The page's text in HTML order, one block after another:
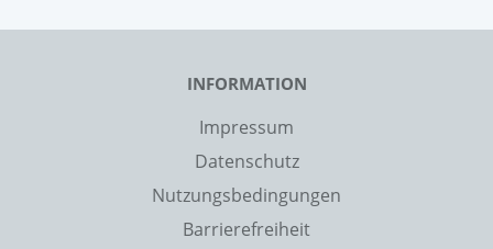
INFORMATION
Impressum
Datenschutz
Nutzungsbedingungen
Barrierefreiheit